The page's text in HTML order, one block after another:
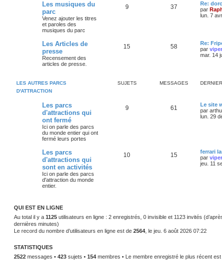
Les musiques du
parc
Venez ajouter les titres
et paroles des
musiques du parc
9 37
Re:
par
lun. 7
Les Articles de
presse
Recensement des
articles de presse.
15 58
Re:
par
mar. 14
LES AUTRES PARCS
D'ATTRACTION
SUJETS MESSAGES
Les parcs
d'attractions qui
ont fermé
Ici on parle des parcs
du monde entier qui ont
fermé leurs portes
9 61
Le site
par
lun. 29
Les parcs
d'attractions qui
sont en activités
Ici on parle des parcs
d'attraction du monde
entier.
10 15
ferrari
par
jeu. 11
QUI EST EN LIGNE
Au total il y a 1125 utilisateurs en ligne : 2 enregistrés, 0 invisible et 1123 invités
dernières minutes)
Le record du nombre d’utilisateurs en ligne est de 2564 , le jeu. 6 août 2026 07:22
STATISTIQUES
2522 messages • 423 sujets • 154 membres • Le membre enregistré le plus récent est